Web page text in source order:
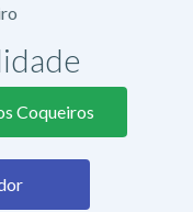
Coqueiros